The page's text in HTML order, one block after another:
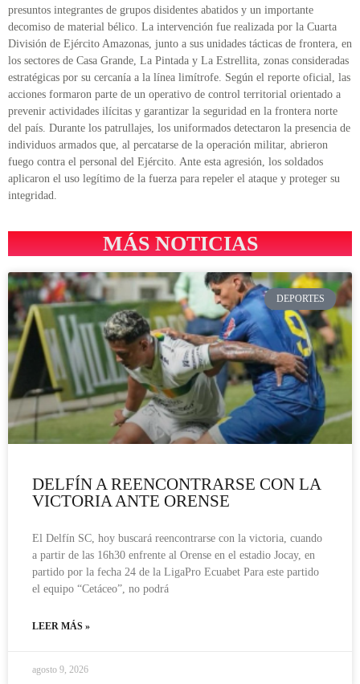
presuntos integrantes de grupos disidentes abatidos y un importante
decomiso de material bélico. La intervención fue realizada por la Cuarta
División de Ejército Amazonas, junto a sus unidades tácticas de frontera, en
los sectores de Casa Grande, La Pintada y La Estrellita, zonas consideradas
estratégicas por su cercanía a la línea limítrofe. Según el reporte oficial, las
acciones formaron parte de un operativo de control territorial orientado a
prevenir actividades ilícitas y garantizar la seguridad en la frontera norte
del país. Durante los patrullajes, los uniformados detectaron la presencia de
individuos armados que, al percatarse de la operación militar, abrieron
fuego contra el personal del Ejército. Ante esta agresión, los soldados
aplicaron el uso legítimo de la fuerza para repeler el ataque y proteger su
integridad.
MÁS NOTICIAS
DEPORTES
DELFÍN A REENCONTRARSE CON LA
VICTORIA ANTE ORENSE
El Delfín SC, hoy buscará reencontrarse con la victoria, cuando
a partir de las 16h30 enfrente al Orense en el estadio Jocay, en
partido por la fecha 24 de la LigaPro Ecuabet Para este partido
el equipo “Cetáceo”, no podrá
LEER MÁS »
agosto 9, 2026